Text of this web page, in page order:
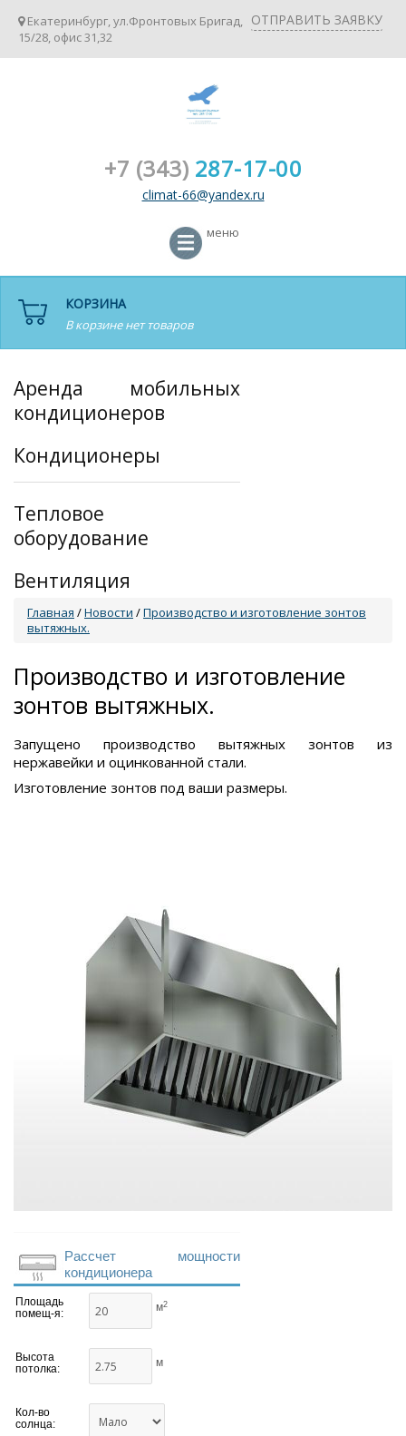
ОТПРАВИТЬ ЗАЯВКУ
Екатеринбург, ул.Фронтовых Бригад,
15/28, офис 31,32
+7 (343) 287-17-00
climat-66@yandex.ru
КОРЗИНА
В корзине нет товаров
меню
Аренда мобильных
кондиционеров
Кондиционеры
Тепловое
оборудование
Вентиляция
Главная /Новости /Производство и изготовление зонтов
вытяжных.
Производство и изготовление
зонтов вытяжных.
Запущено производство вытяжных зонтов из
нержавейки и оцинкованной стали.
Изготовление зонтов под ваши размеры.
Рассчет мощности
кондиционера
Площадь
помещ-я:
м2
Высота
потолка:
м
Кол-во
солнца: